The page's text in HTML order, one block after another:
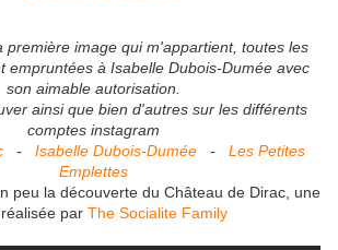
première image qui m'appartient, toutes les
empruntées à Isabelle Dubois-Dumée avec
son aimable autorisation.
ainsi que bien d'autres sur les différents
comptes instagram
- Isabelle Dubois-Dumée- Les Petites
Emplettes
peu la découverte du Château de Dirac, une
par The Socialite Family